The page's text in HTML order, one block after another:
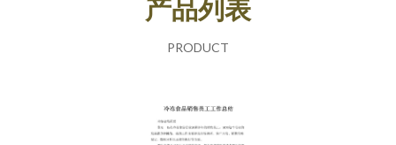
产品列表
PRODUCT